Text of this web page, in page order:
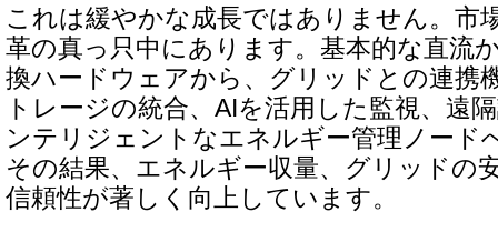
これは緩やかな成長ではありません。市
革の真っ只中にあります。基本的な直流
換ハードウェアから、グリッドとの連携
トレージの統合、AIを活用した監視、遠
ンテリジェントなエネルギー管理ノード
その結果、エネルギー収量、グリッドの
信頼性が著しく向上しています。